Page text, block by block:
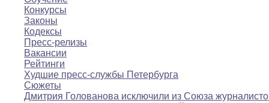
Конкурсы
Законы
Кодексы
Пресс-релизы
Вакансии
Рейтинги
Худшие пресс-службы Петербурга
Сюжеты
Дмитрия Голованова исключили из Союза